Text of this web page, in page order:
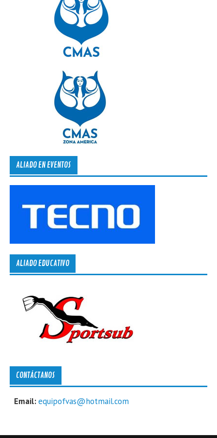
ALIADO EN EVENTOS
ALIADO EDUCATIVO
CONTÁCTANOS
Email:equipofvas@hotmail.com